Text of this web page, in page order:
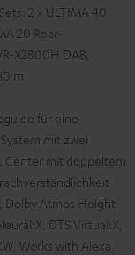
2 x ULTIMA 40
20 Rear-
X2800H DAB,
m
für eine
mit zwei
Center mit doppeltem
Dolby Atmos Height
DTS Virtual:X,
Works with Alexa,